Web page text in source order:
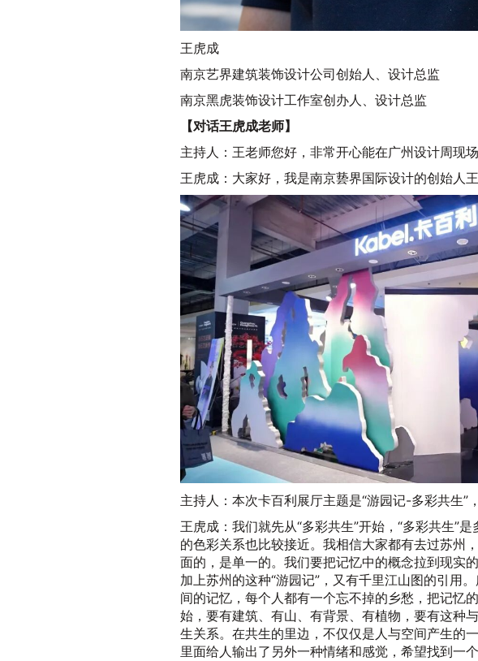
王虎成
南京艺界建筑装饰设计公司创始人、设计总监
南京黑虎装饰设计工作室创办人、设计总监
【对话王虎成老师】
主持人：王老师您好，非常开心能在广州设计周现场
王虎成：大家好，我是南京兿界国际设计的创始人王
主持人：本次卡百利展厅主题是“游园记-多彩共生”
王虎成：我们就先从“多彩共生”开始，“多彩共生”
的色彩关系也比较接近。我相信大家都有去过苏州
面的，是单一的。我们要把记忆中的概念拉到现实
加上苏州的这种“游园记”，又有千里江山图的引用
间的记忆，每个人都有一个忘不掉的乡愁，把记忆
始，要有建筑、有山、有背景、有植物，要有这种
生关系。在共生的里边，不仅仅是人与空间产生的
里面给人输出了另外一种情绪和感觉，希望找到一个